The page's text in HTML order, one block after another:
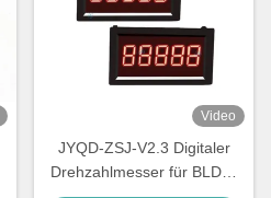
Video
JYQD-ZSJ-V2.3 Digitaler
Drehzahlmesser für BLDC-